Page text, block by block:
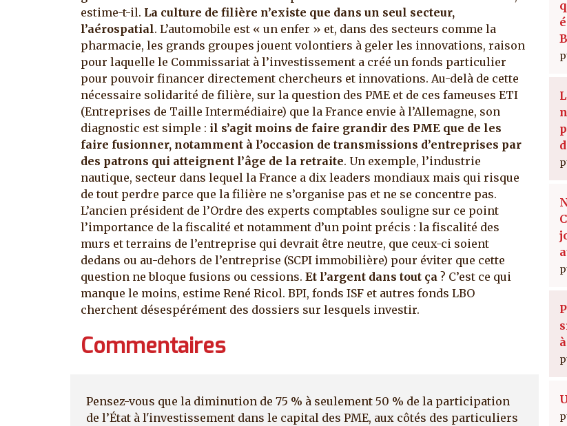
estime-t-il. La culture de filière n’existe que dans un seul secteur,
l’aérospatial. L’automobile est « un enfer » et, dans des secteurs comme la
pharmacie, les grands groupes jouent volontiers à geler les innovations, raison
pour laquelle le Commissariat à l’investissement a créé un fonds particulier
pour pouvoir financer directement chercheurs et innovations. Au-delà de cette
nécessaire solidarité de filière, sur la question des PME et de ces fameuses ETI
(Entreprises de Taille Intermédiaire) que la France envie à l’Allemagne, son
diagnostic est simple : il s’agit moins de faire grandir des PME que de les
faire fusionner, notamment à l’occasion de transmissions d’entreprises par
des patrons qui atteignent l’âge de la retraite. Un exemple, l’industrie
nautique, secteur dans lequel la France a dix leaders mondiaux mais qui risque
de tout perdre parce que la filière ne s’organise pas et ne se concentre pas.
L’ancien président de l’Ordre des experts comptables souligne sur ce point
l’importance de la fiscalité et notamment d’un point précis : la fiscalité des
murs et terrains de l’entreprise qui devrait être neutre, que ceux-ci soient
dedans ou au-dehors de l’entreprise (SCPI immobilière) pour éviter que cette
question ne bloque fusions ou cessions. Et l’argent dans tout ça ? C’est ce qui
manque le moins, estime René Ricol. BPI, fonds ISF et autres fonds LBO
cherchent désespérément des dossiers sur lesquels investir.
Commentaires
Pensez-vous que la diminution de 75 % à seulement 50 % de la participation
de l’État à l'investissement dans le capital des PME, aux côtés des particuliers